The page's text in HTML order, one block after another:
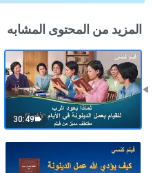
المزيد من المحتوى المشابه
30:49